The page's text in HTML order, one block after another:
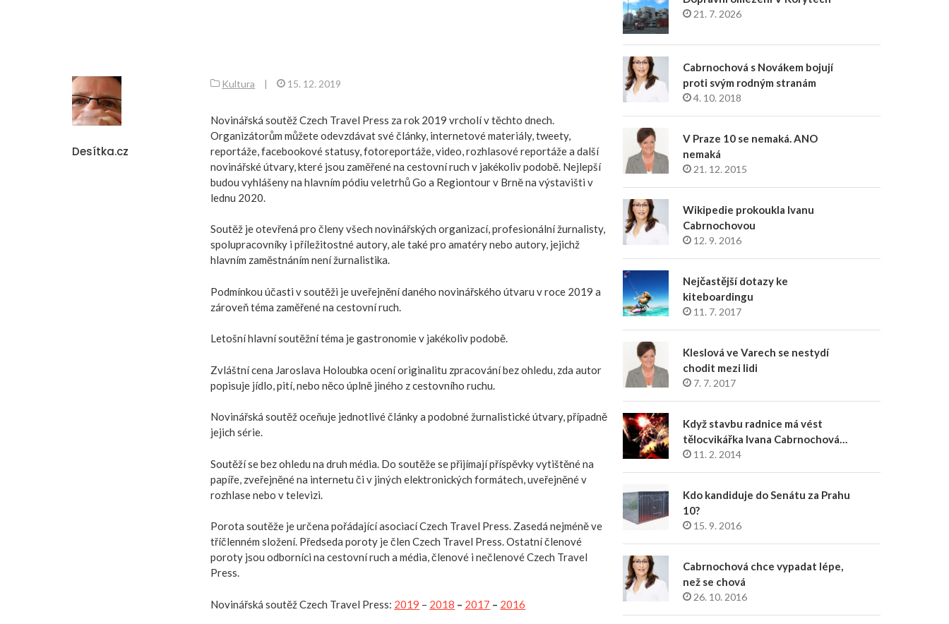
Desítka.cz
Kultura | 15. 12. 2019
Novinářská soutěž Czech Travel Press za rok 2019 vrcholí v těchto dnech.
Organizátorům můžete odevzdávat své články, internetové materiály, tweety,
reportáže, facebookové statusy, fotoreportáže, video, rozhlasové reportáže a další
novinářské útvary, které jsou zaměřené na cestovní ruch v jakékoliv podobě. Nejlepší
budou vyhlášeny na hlavním pódiu veletrhů Go a Regiontour v Brně na výstavišti v
lednu 2020.
Soutěž je otevřená pro členy všech novinářských organizací, profesionální žurnalisty,
spolupracovníky i příležitostné autory, ale také pro amatéry nebo autory, jejichž
hlavním zaměstnáním není žurnalistika.
Podmínkou účasti v soutěži je uveřejnění daného novinářského útvaru v roce 2019 a
zároveň téma zaměřené na cestovní ruch.
Letošní hlavní soutěžní téma je gastronomie v jakékoliv podobě.
Zvláštní cena Jaroslava Holoubka ocení originalitu zpracování bez ohledu, zda autor
popisuje jídlo, pití, nebo něco úplně jiného z cestovního ruchu.
Novinářská soutěž oceňuje jednotlivé články a podobné žurnalistické útvary, případně
jejich série.
Soutěží se bez ohledu na druh média. Do soutěže se přijímají příspěvky vytištěné na
papíře, zveřejněné na internetu či v jiných elektronických formátech, uveřejněné v
rozhlase nebo v televizi.
Porota soutěže je určena pořádající asociací Czech Travel Press. Zasedá nejméně ve
tříčlenném složení. Předseda poroty je člen Czech Travel Press. Ostatní členové
poroty jsou odborníci na cestovní ruch a média, členové i nečlenové Czech Travel
Press.
Novinářská soutěž Czech Travel Press: 2019 – 2018 – 2017 – 2016
21. 7. 2026
Cabrnochová s Novákem bojují
proti svým rodným stranám
4. 10. 2018
V Praze 10 se nemaká. ANO
nemaká
21. 12. 2015
Wikipedie prokoukla Ivanu
Cabrnochovou
12. 9. 2016
Nejčastější dotazy ke
kiteboardingu
11. 7. 2017
Kleslová ve Varech se nestydí
chodit mezi lidi
7. 7. 2017
Když stavbu radnice má vést
tělocvikářka Ivana Cabrnochová…
11. 2. 2014
Kdo kandiduje do Senátu za Prahu
10?
15. 9. 2016
Cabrnochová chce vypadat lépe,
než se chová
26. 10. 2016